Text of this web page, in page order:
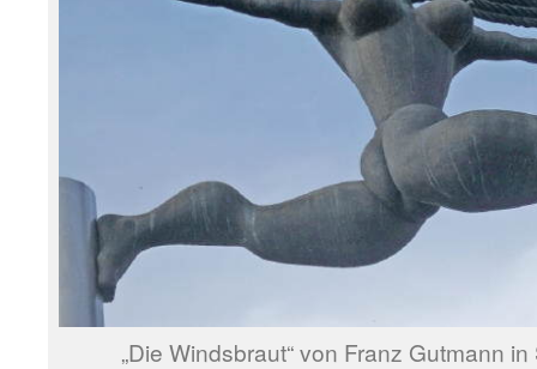
„Die Windsbraut“ von Franz Gutmann